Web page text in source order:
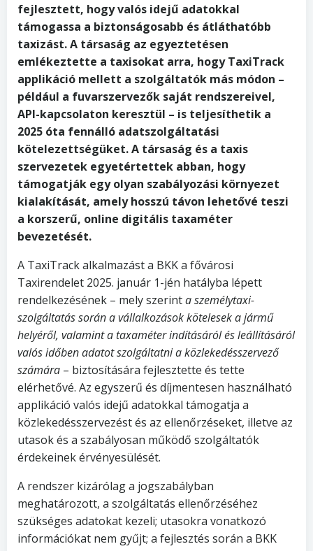
fejlesztett, hogy valós idejű adatokkal
támogassa a biztonságosabb és átláthatóbb
taxizást. A társaság az egyeztetésen
emlékeztette a taxisokat arra, hogy TaxiTrack
applikáció mellett a szolgáltatók más módon –
például a fuvarszervezők saját rendszereivel,
API-kapcsolaton keresztül – is teljesíthetik a
2025 óta fennálló adatszolgáltatási
kötelezettségüket. A társaság és a taxis
szervezetek egyetértettek abban, hogy
támogatják egy olyan szabályozási környezet
kialakítását, amely hosszú távon lehetővé teszi
a korszerű, online digitális taxaméter
bevezetését.
A TaxiTrack alkalmazást a BKK a fővárosi
Taxirendelet 2025. január 1-jén hatályba lépett
rendelkezésének – mely szerinta személytaxi-
szolgáltatás során a vállalkozások kötelesek a jármű
helyéről, valamint a taxaméter indításáról és leállításáról
valós időben adatot szolgáltatni a közlekedésszervező
számára – biztosítására fejlesztette és tette
elérhetővé. Az egyszerű és díjmentesen használható
applikáció valós idejű adatokkal támogatja a
közlekedésszervezést és az ellenőrzéseket, illetve az
utasok és a szabályosan működő szolgáltatók
érdekeinek érvényesülését.
A rendszer kizárólag a jogszabályban
meghatározott, a szolgáltatás ellenőrzéséhez
szükséges adatokat kezeli; utasokra vonatkozó
információkat nem gyűjt; a fejlesztés során a BKK